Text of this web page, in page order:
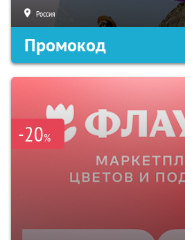
Россия
Промокод
-20%